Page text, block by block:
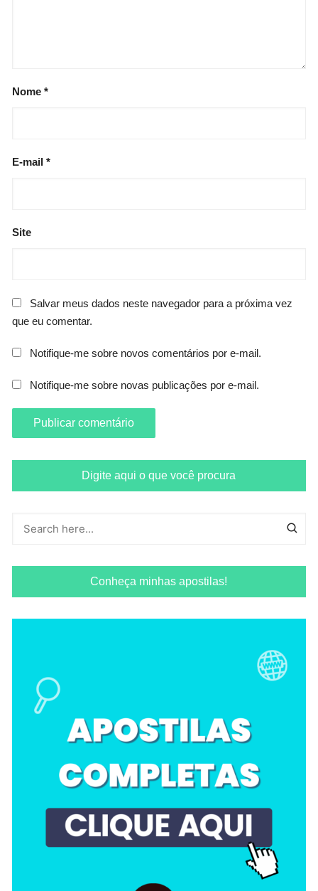
Nome*
E-mail*
Site
Salvar meus dados neste navegador para a próxima vez
que eu comentar.
Notifique-me sobre novos comentários por e-mail.
Notifique-me sobre novas publicações por e-mail.
Digite aqui o que você procura
Conheça minhas apostilas!